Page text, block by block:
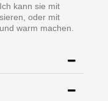
kann sie mit
oder mit
warm machen.